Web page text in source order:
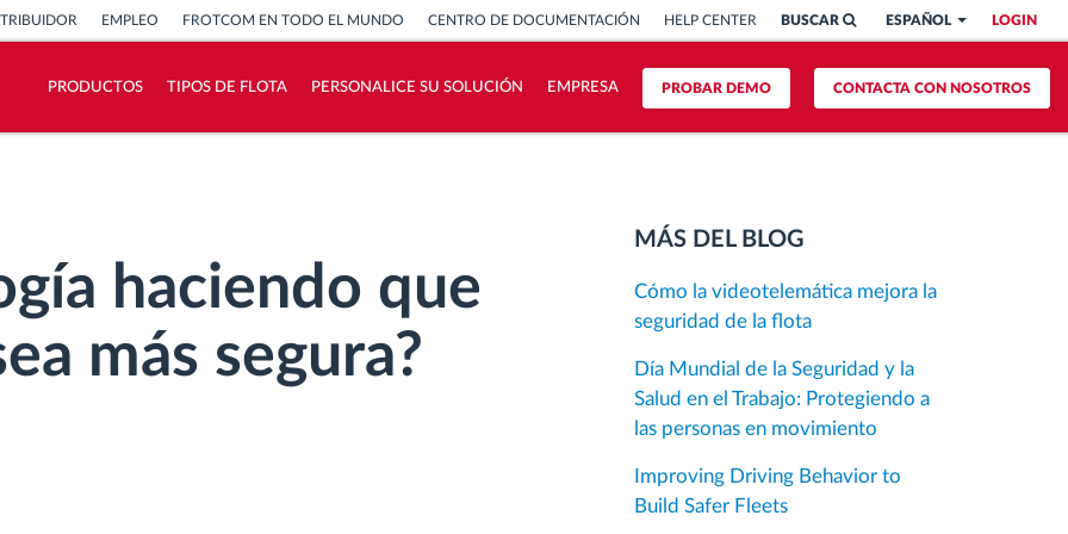
LOGIN
ESPAÑOL
BUSCAR
EMPLEO FROTCOM EN TODO EL MUNDO CENTRO DE DOCUMENTACIÓN HELP CENTER
CONTACTA CON NOSOTROS
PROBAR DEMO
PRODUCTOS TIPOS DE FLOTA PERSONALICE SU SOLUCIÓN EMPRESA
haciendo que
más segura?
MÁS DEL BLOG
Cómo la videotelemática mejora la
seguridad de la flota
Día Mundial de la Seguridad y la
Salud en el Trabajo: Protegiendo a
las personas en movimiento
Improving Driving Behavior to
Build Safer Fleets